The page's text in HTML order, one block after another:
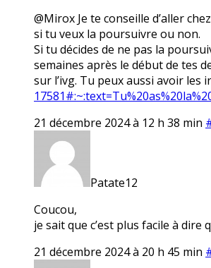
@Mirox Je te conseille d’aller
si tu veux la poursuivre ou non.
Si tu décides de ne pas la
semaines après le début de tes
sur l’ivg. Tu peux aussi avoir les
21 décembre 2024 à 12 h 38 min
Patate12
Coucou,
je sait que c’est plus facile à dire
21 décembre 2024 à 20 h 45 min